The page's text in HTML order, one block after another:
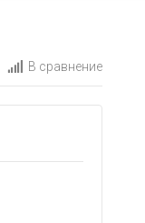
В сравнение